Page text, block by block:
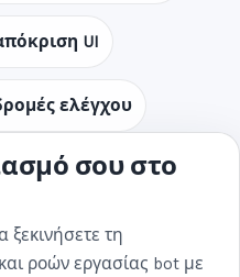
UI
ελέγχου
σου στο
ξεκινήσετε τη
ροών εργασίας bot με